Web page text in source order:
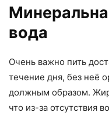
вода
Очень важно пить
течение дня, без неё
должным образом. Жир
что из-за отсутствия